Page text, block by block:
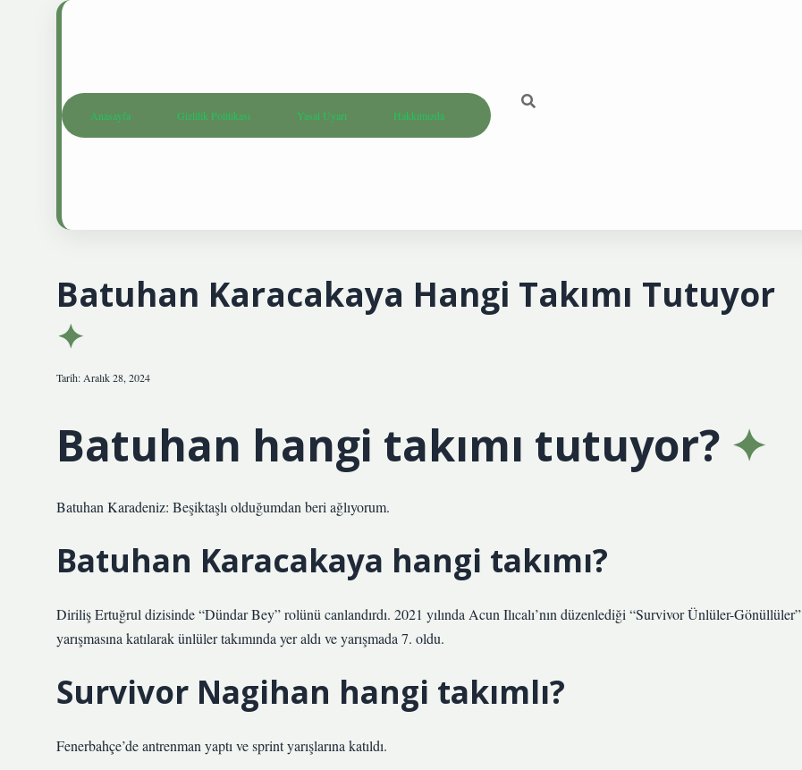
Anasayfa Gizlilik Politikası Yasal Uyarı Hakkımızda
Batuhan Karacakaya Hangi Takımı Tutuyor
Tarih: Aralık 28, 2024
Batuhan hangi takımı tutuyor?
Batuhan Karadeniz: Beşiktaşlı olduğumdan beri ağlıyorum.
Batuhan Karacakaya hangi takımı?
Diriliş Ertuğrul dizisinde “Dündar Bey” rolünü canlandırdı. 2021 yılında Acun Ilıcalı’nın düzenlediği “Survivor Ünlüler-Gönüllüler”
yarışmasına katılarak ünlüler takımında yer aldı ve yarışmada 7. oldu.
Survivor Nagihan hangi takımlı?
Fenerbahçe’de antrenman yaptı ve sprint yarışlarına katıldı.